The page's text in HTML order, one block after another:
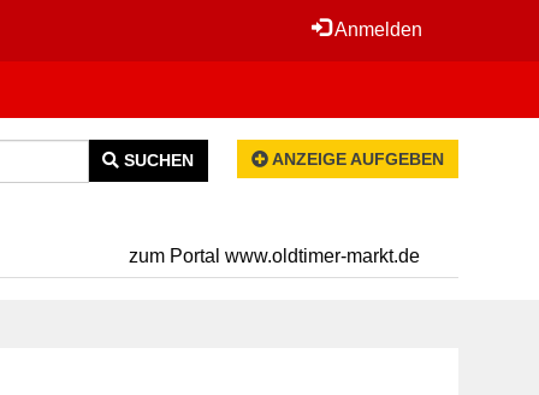
Anmelden
SUCHEN ANZEIGE AUFGEBEN
zum Portal www.oldtimer-markt.de